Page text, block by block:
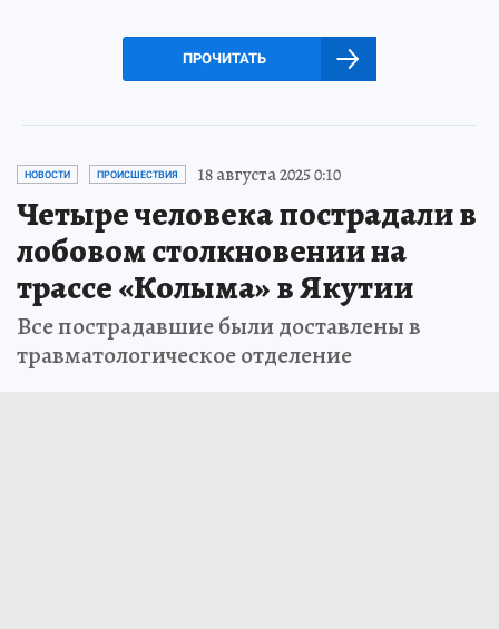
ПРОЧИТАТЬ
НОВОСТИ ПРОИСШЕСТВИЯ 18 августа 2025 0:10
Четыре человека пострадали в
лобовом столкновении на
трассе «Колыма» в Якутии
Все пострадавшие были доставлены в
травматологическое отделение